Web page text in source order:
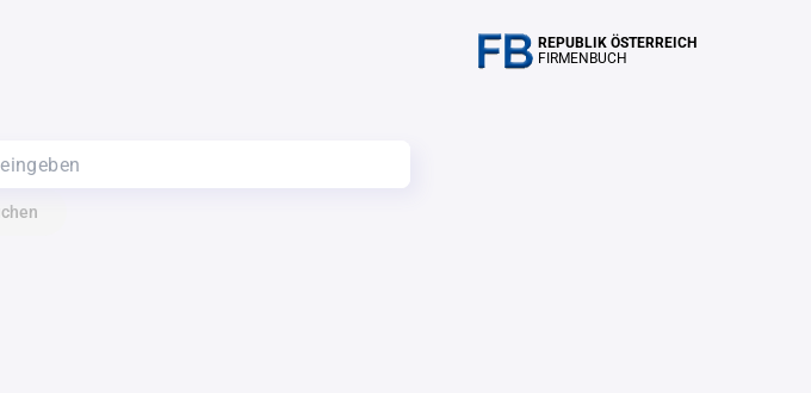
REPUBLIK ÖSTERREICH
FIRMENBUCH